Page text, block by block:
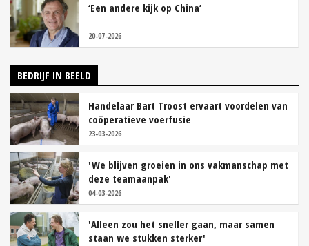
‘Een andere kijk op China’
20-07-2026
BEDRIJF IN BEELD
Handelaar Bart Troost ervaart voordelen van
coöperatieve voerfusie
23-03-2026
'We blijven groeien in ons vakmanschap met
deze teamaanpak'
04-03-2026
'Alleen zou het sneller gaan, maar samen
staan we stukken sterker'